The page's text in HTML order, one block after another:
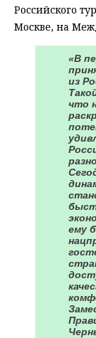
Российского
Москве, на
«В
из
что
ему